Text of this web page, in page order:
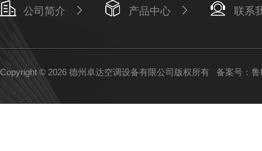
公司简介 产品中心 联系
Copyright © 2026 德州卓达空调设备有限公司版权所有 备案号：